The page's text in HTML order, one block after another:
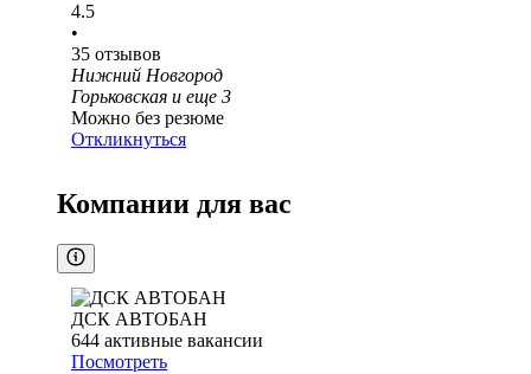
4.5
•
35 отзывов
Нижний Новгород
Горьковская и еще 3
Можно без резюме
Откликнуться
Компании для вас
ДСК АВТОБАН
644 активные вакансии
Посмотреть